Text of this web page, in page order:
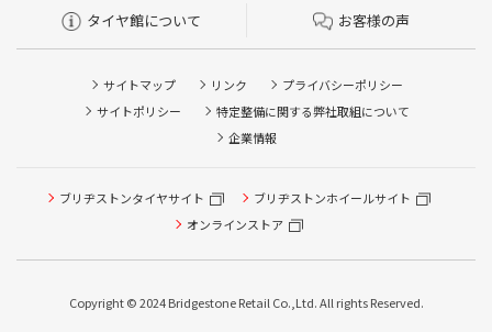
タイヤ館について お客様の声
サイトマップ リンク
プライバシーポリシー
サイトポリシー
特定整備に関する弊社取組について
企業情報
ブリヂストンタイヤサイト
ブリヂストンホイールサイト
オンラインストア
Copyright © 2024 Bridgestone Retail Co.,Ltd. All rights Reserved.
タイヤ点検・安全点検/タイヤ履き替え/オイル交換/その他